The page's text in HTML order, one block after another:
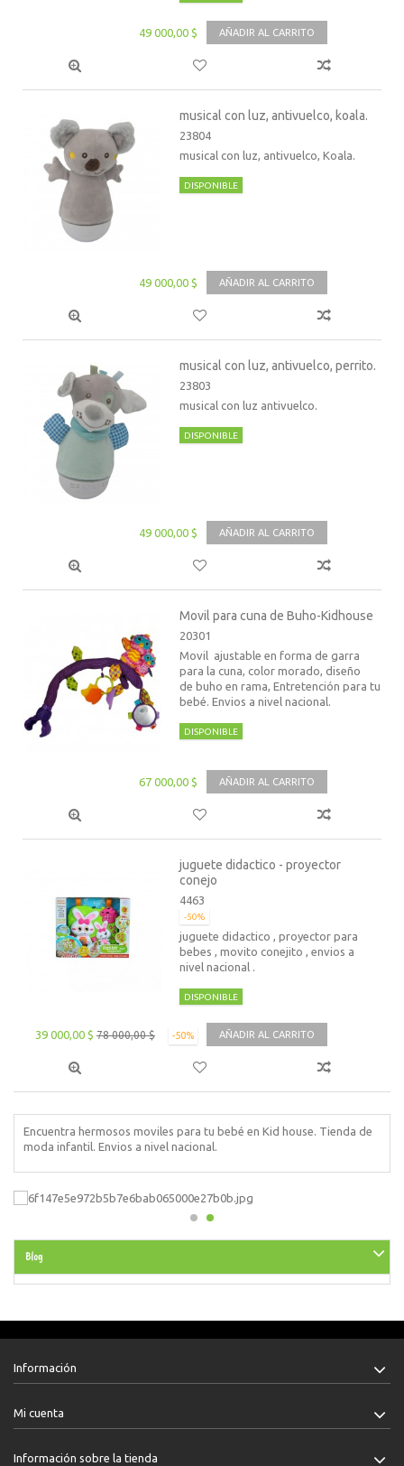
49 000,00 $ AÑADIR AL CARRITO
musical con luz, antivuelco, koala.
23804
musical con luz, antivuelco, Koala.
DISPONIBLE
49 000,00 $ AÑADIR AL CARRITO
musical con luz, antivuelco, perrito.
23803
musical con luz antivuelco.
DISPONIBLE
49 000,00 $ AÑADIR AL CARRITO
Movil para cuna de Buho-Kidhouse
20301
Movil ajustable en forma de garra
para la cuna, color morado, diseño
de buho en rama, Entretención para tu
bebé. Envios a nivel nacional.
DISPONIBLE
67 000,00 $ AÑADIR AL CARRITO
juguete didactico - proyector
conejo
4463
-50%
juguete didactico , proyector para
bebes , movito conejito , envios a
nivel nacional .
DISPONIBLE
39 000,00 $ 78 000,00 $ -50% AÑADIR AL CARRITO
Encuentra hermosos moviles para tu bebé en Kid house. Tienda de
moda infantil. Envios a nivel nacional.
Blog
Información
Mi cuenta
Información sobre la tienda